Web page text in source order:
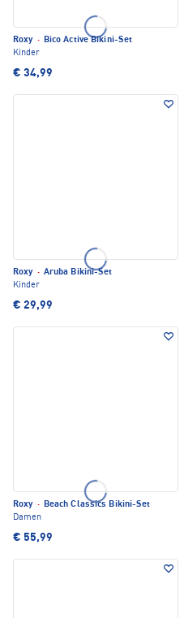
Roxy · Bico Active Bikini-Set
Kinder
€ 34,99
Roxy · Aruba Bikini-Set
Kinder
€ 29,99
Roxy · Beach Classics Bikini-Set
Damen
€ 55,99